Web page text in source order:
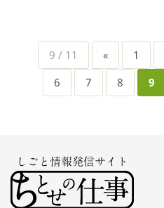
9 / 11 « 1
6
7 8 9